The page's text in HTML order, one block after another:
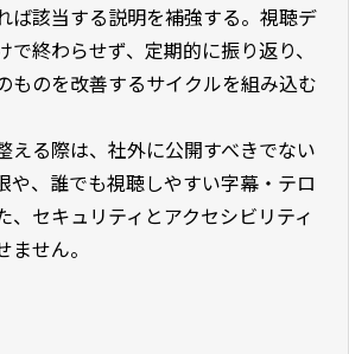
ば該当する説明を補強する。視聴デ
終わらせず、定期的に振り返り、
ものを改善するサイクルを組み込む
える際は、社外に公開すべきでない
や、誰でも視聴しやすい字幕・テロ
、セキュリティとアクセシビリティ
せん。